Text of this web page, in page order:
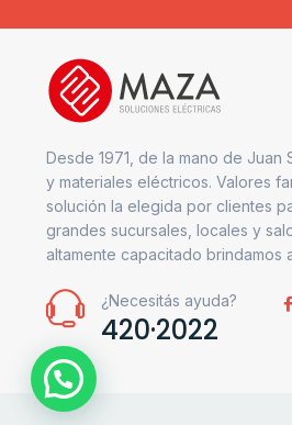
Desde 1971, de la mano de
y materiales eléctricos. Valores
solución la elegida por clientes
grandes sucursales, locales y
altamente capacitado brindamos
¿Necesitás ayuda?
420·2022